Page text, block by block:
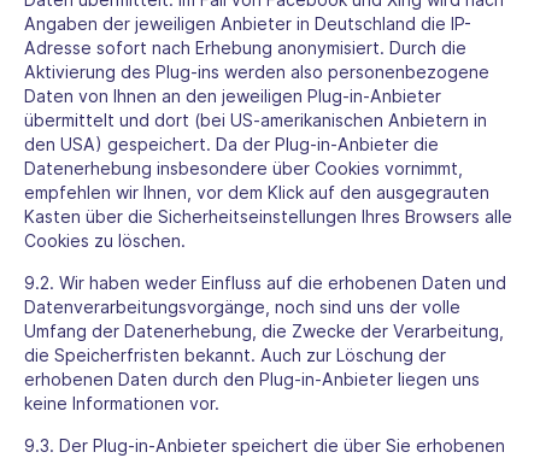
Angaben der jeweiligen Anbieter in Deutschland die IP-
Adresse sofort nach Erhebung anonymisiert. Durch die
Aktivierung des Plug-ins werden also personenbezogene
Daten von Ihnen an den jeweiligen Plug-in-Anbieter
übermittelt und dort (bei US-amerikanischen Anbietern in
den USA) gespeichert. Da der Plug-in-Anbieter die
Datenerhebung insbesondere über Cookies vornimmt,
empfehlen wir Ihnen, vor dem Klick auf den ausgegrauten
Kasten über die Sicherheitseinstellungen Ihres Browsers alle
Cookies zu löschen.
9.2. Wir haben weder Einfluss auf die erhobenen Daten und
Datenverarbeitungsvorgänge, noch sind uns der volle
Umfang der Datenerhebung, die Zwecke der Verarbeitung,
die Speicherfristen bekannt. Auch zur Löschung der
erhobenen Daten durch den Plug-in-Anbieter liegen uns
keine Informationen vor.
9.3. Der Plug-in-Anbieter speichert die über Sie erhobenen